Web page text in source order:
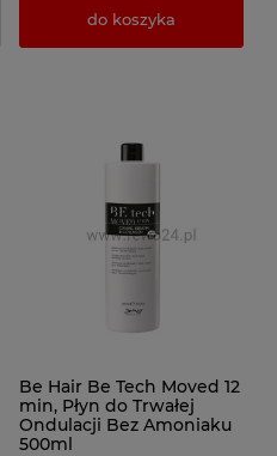
do koszyka
Be Hair Be Tech Moved 12
min, Płyn do Trwałej
Ondulacji Bez Amoniaku
500ml